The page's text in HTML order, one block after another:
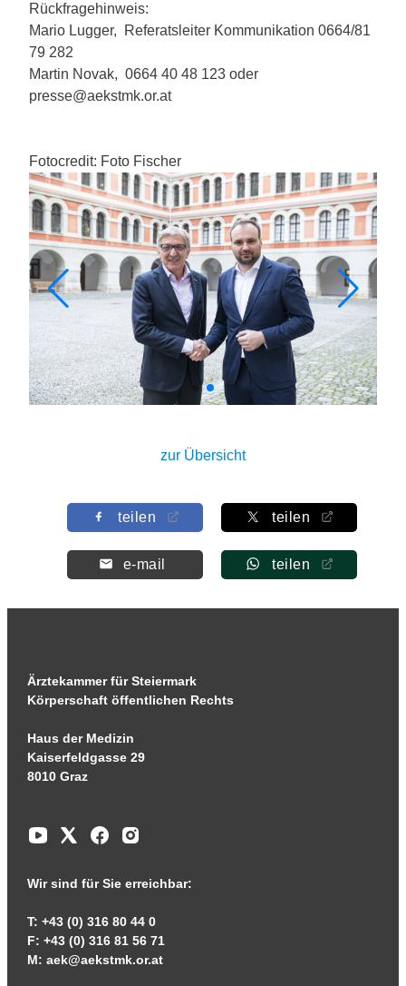
Rückfragehinweis:
Mario Lugger, Referatsleiter Kommunikation 0664/81
79 282
Martin Novak, 0664 40 48 123 oder
presse@aekstmk.or.at
Fotocredit: Foto Fischer
zur Übersicht
teilen teilen
e-mail teilen
Ärztekammer für Steiermark
Körperschaft öffentlichen Rechts
Haus der Medizin
Kaiserfeldgasse 29
8010 Graz
Wir sind für Sie erreichbar:
T: +43 (0) 316 80 44 0
F: +43 (0) 316 81 56 71
M: aek@aekstmk.or.at